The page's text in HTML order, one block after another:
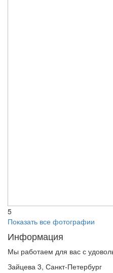
5
Показать все фотографии
Информация
Мы работаем для вас с
Зайцева 3, Санкт-Петербург